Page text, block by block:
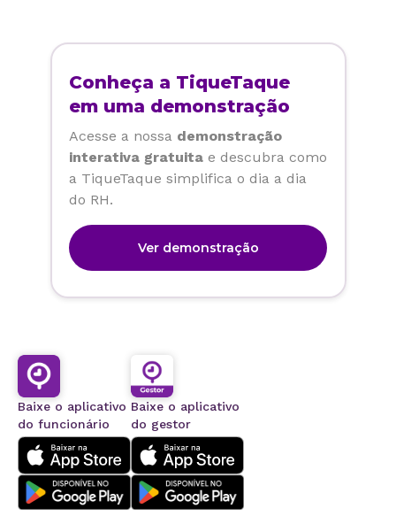
Conheça a TiqueTaque
em uma demonstração
Acesse a nossa demonstração
interativa gratuita e descubra como
a TiqueTaque simplifica o dia a dia
do RH.
Ver demonstração
Baixe o aplicativo
do funcionário
Baixe o aplicativo
do gestor